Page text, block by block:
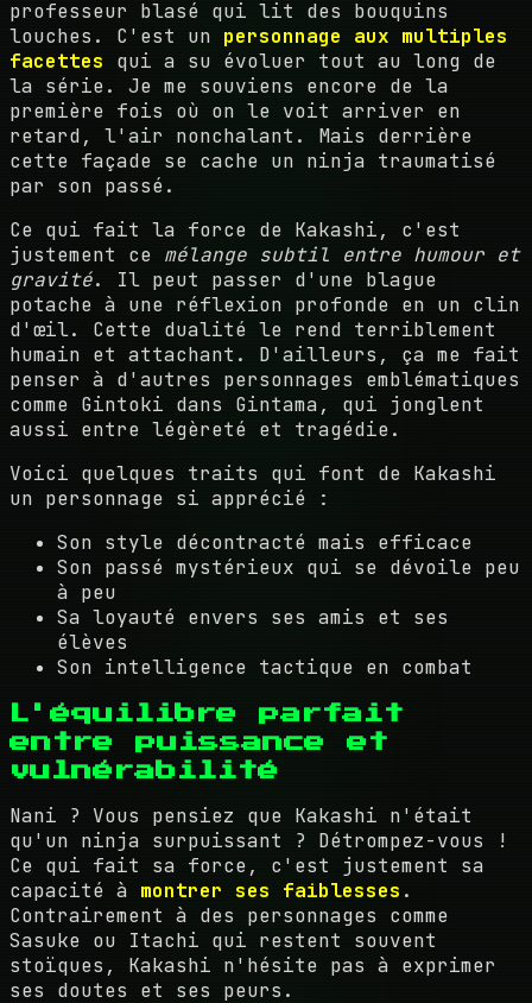
professeur blasé qui lit des bouquins
louches. C'est un personnage aux multiples
facettes qui a su évoluer tout au long de
la série. Je me souviens encore de la
première fois où on le voit arriver en
retard, l'air nonchalant. Mais derrière
cette façade se cache un ninja traumatisé
par son passé.
Ce qui fait la force de Kakashi, c'est
justement ce mélange subtil entre humour et
gravité. Il peut passer d'une blague
potache à une réflexion profonde en un clin
d'œil. Cette dualité le rend terriblement
humain et attachant. D'ailleurs, ça me fait
penser à d'autres personnages emblématiques
comme Gintoki dans Gintama, qui jonglent
aussi entre légèreté et tragédie.
Voici quelques traits qui font de Kakashi
un personnage si apprécié :
Son style décontracté mais efficace
Son passé mystérieux qui se dévoile peu
à peu
Sa loyauté envers ses amis et ses
élèves
Son intelligence tactique en combat
L'équilibre parfait
entre puissance et
vulnérabilité
Nani ? Vous pensiez que Kakashi n'était
qu'un ninja surpuissant ? Détrompez-vous !
Ce qui fait sa force, c'est justement sa
capacité à montrer ses faiblesses .
Contrairement à des personnages comme
Sasuke ou Itachi qui restent souvent
stoïques, Kakashi n'hésite pas à exprimer
ses doutes et ses peurs.